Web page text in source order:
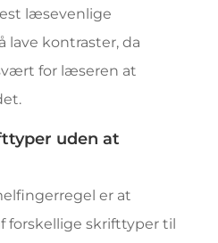
læsevenlige
lave kontraster, da
for læseren at
uden at
er at
forskellige skrifttyper til